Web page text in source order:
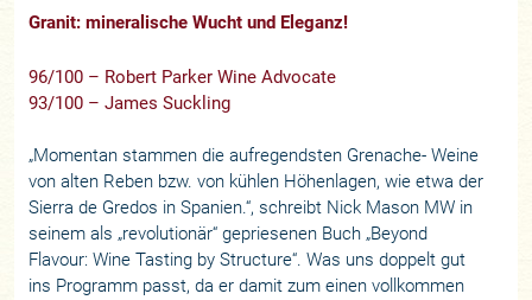
Granit: mineralische Wucht und Eleganz!
96/100 – Robert ParkerWine Advocate
93/100 –James Suckling
„Momentan stammen die aufregendsten Grenache- Weine
von alten Reben bzw. von kühlen Höhenlagen, wie etwa der
Sierra de Gredos in Spanien.“, schreibt Nick Mason MW in
seinem als „revolutionär“ gepriesenen Buch „Beyond
Flavour: Wine Tasting by Structure“. Was uns doppelt gut
ins Programm passt, da er damit zum einen vollkommen